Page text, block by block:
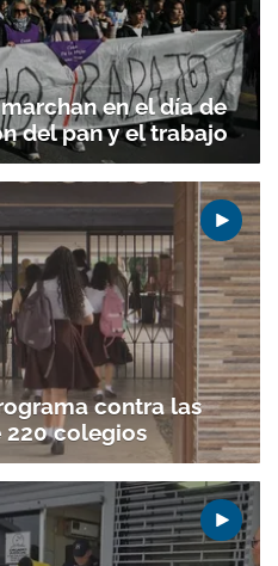
en el día de
del pan y el trabajo
contra las
220 colegios